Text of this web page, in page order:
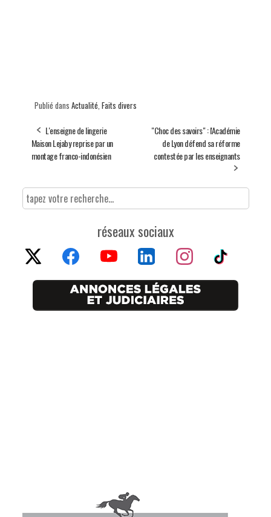
Publié dans Actualité Faits divers
L'enseigne de lingerie
Maison Lejaby reprise par un
montage franco-indonésien
"Choc des savoirs" : l'Académie
de Lyon défend sa réforme
contestée par les enseignants
réseaux sociaux